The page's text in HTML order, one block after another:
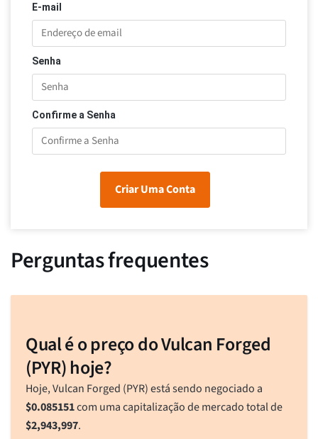
E-mail
Senha
Confirme a Senha
Criar Uma Conta
Perguntas frequentes
Qual é o preço do Vulcan Forged
(PYR) hoje?
Hoje, Vulcan Forged (PYR) está sendo negociado a
$0.085151com uma capitalização de mercado total de
$2,943,997.